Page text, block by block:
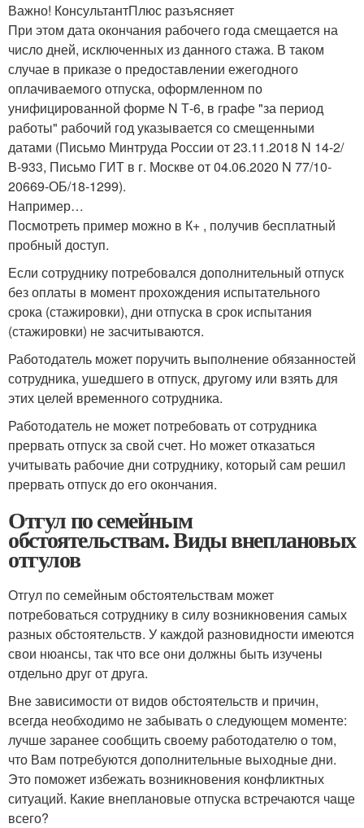
Важно! КонсультантПлюс разъясняет
При этом дата окончания рабочего года смещается на
число дней, исключенных из данного стажа. В таком
случае в приказе о предоставлении ежегодного
оплачиваемого отпуска, оформленном по
унифицированной форме N Т-6, в графе "за период
работы" рабочий год указывается со смещенными
датами (Письмо Минтруда России от 23.11.2018 N 14-2/
В-933, Письмо ГИТ в г. Москве от 04.06.2020 N 77/10-
20669-ОБ/18-1299).
Например…
Посмотреть пример можно в К+ , получив бесплатный
пробный доступ.
Если сотруднику потребовался дополнительный отпуск
без оплаты в момент прохождения испытательного
срока (стажировки), дни отпуска в срок испытания
(стажировки) не засчитываются.
Работодатель может поручить выполнение обязанностей
сотрудника, ушедшего в отпуск, другому или взять для
этих целей временного сотрудника.
Работодатель не может потребовать от сотрудника
прервать отпуск за свой счет. Но может отказаться
учитывать рабочие дни сотруднику, который сам решил
прервать отпуск до его окончания.
Отгул по семейным
обстоятельствам. Виды внеплановых
отгулов
Отгул по семейным обстоятельствам может
потребоваться сотруднику в силу возникновения самых
разных обстоятельств. У каждой разновидности имеются
свои нюансы, так что все они должны быть изучены
отдельно друг от друга.
Вне зависимости от видов обстоятельств и причин,
всегда необходимо не забывать о следующем моменте:
лучше заранее сообщить своему работодателю о том,
что Вам потребуются дополнительные выходные дни.
Это поможет избежать возникновения конфликтных
ситуаций. Какие внеплановые отпуска встречаются чаще
всего?